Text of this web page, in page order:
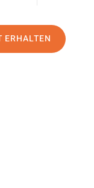
ERHALTEN